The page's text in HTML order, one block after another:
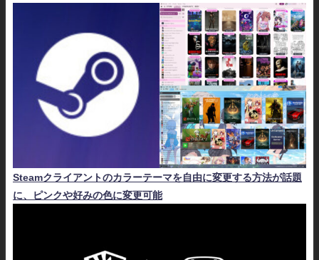
Steamクライアントのカラーテーマを自由に変更する方法が話題
に、ピンクや好みの色に変更可能